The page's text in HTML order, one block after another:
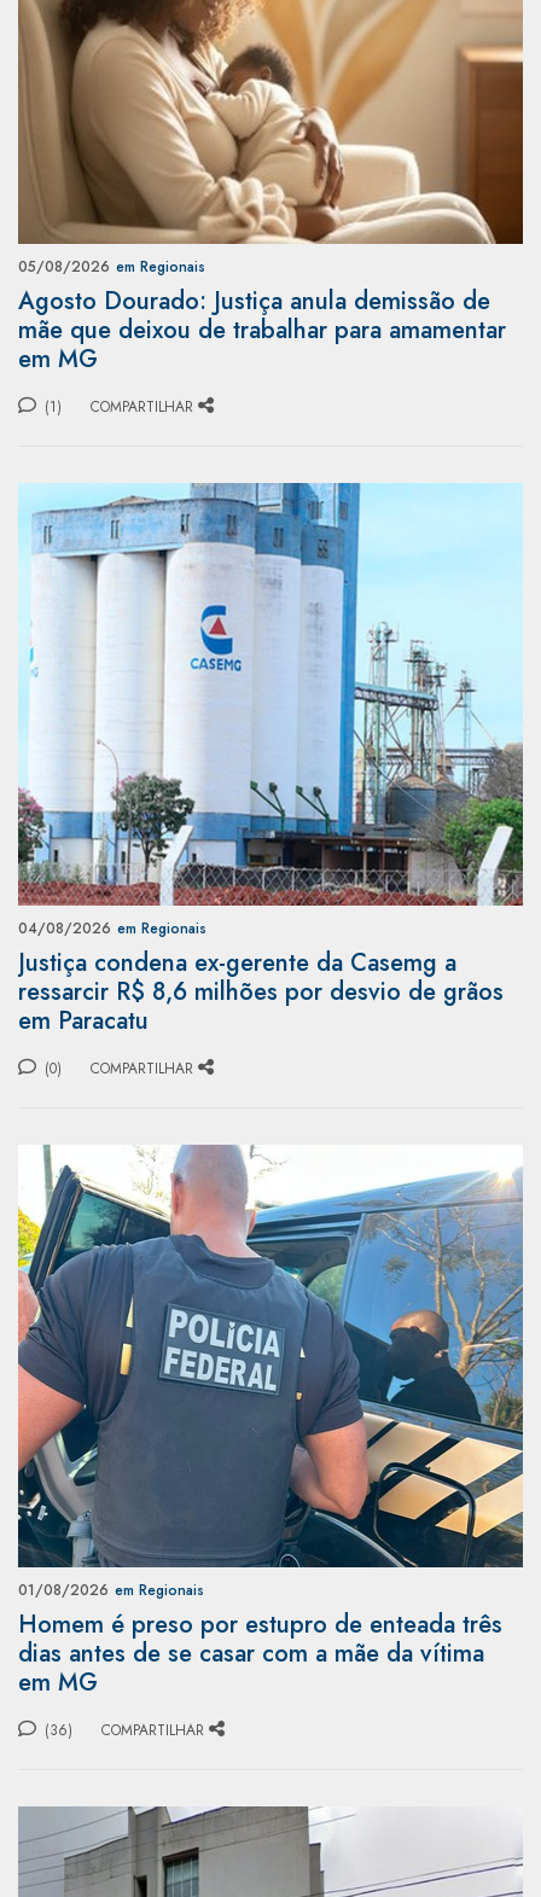
05/08/2026 em Regionais
Agosto Dourado: Justiça anula demissão de
mãe que deixou de trabalhar para amamentar
em MG
(1) COMPARTILHAR
04/08/2026 em Regionais
Justiça condena ex-gerente da Casemg a
ressarcir R$ 8,6 milhões por desvio de grãos
em Paracatu
(0) COMPARTILHAR
01/08/2026 em Regionais
Homem é preso por estupro de enteada três
dias antes de se casar com a mãe da vítima
em MG
(36) COMPARTILHAR